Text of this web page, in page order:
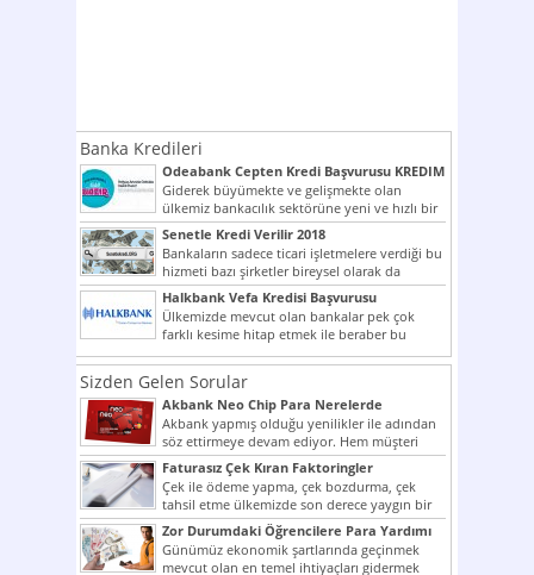
Banka Kredileri
Odeabank Cepten Kredi Başvurusu KREDIM
8444
Giderek büyümekte ve gelişmekte olan
ülkemiz bankacılık sektörüne yeni ve hızlı bir
giriş yapmış olan...
Senetle Kredi Verilir 2018
Bankaların sadece ticari işletmelere verdiği bu
hizmeti bazı şirketler bireysel olarak da
vermektedir. Senetle kredi...
Halkbank Vefa Kredisi Başvurusu
Ülkemizde mevcut olan bankalar pek çok
farklı kesime hitap etmek ile beraber bu
noktada son...
Sizden Gelen Sorular
Akbank Neo Chip Para Nerelerde
Kullanılır?
Akbank yapmış olduğu yenilikler ile adından
söz ettirmeye devam ediyor. Hem müşteri
potansiyelini arttırmak hem...
Faturasız Çek Kıran Faktoringler
Çek ile ödeme yapma, çek bozdurma, çek
tahsil etme ülkemizde son derece yaygın bir
şekilde...
Zor Durumdaki Öğrencilere Para Yardımı
Günümüz ekonomik şartlarında geçinmek
mevcut olan en temel ihtiyaçları gidermek